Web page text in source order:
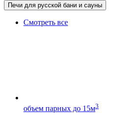
Печи для русской бани и сауны
Смотреть все
объем парных до 15м3